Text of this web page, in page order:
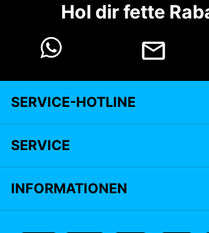
Hol dir fette
SERVICE-HOTLINE
SERVICE
INFORMATIONEN